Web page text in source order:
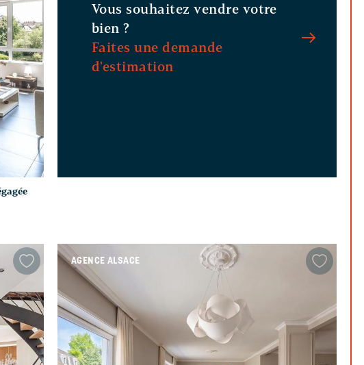
Vous souhaitez vendre votre
bien ?
Faites une demande
d'estimation
AGENCE ALSACE